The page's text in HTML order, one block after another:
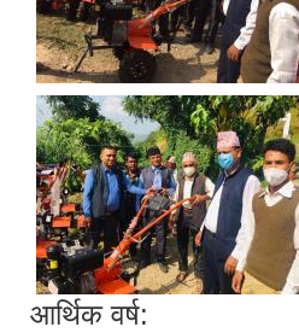
आर्थिक वर्ष: